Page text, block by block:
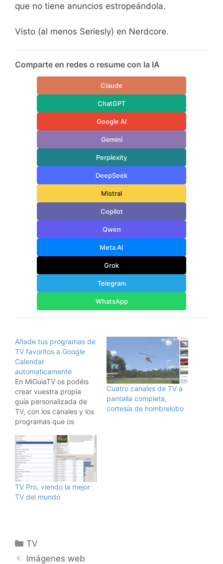
que no tiene anuncios estropeándola.
Visto (al menos Seriesly) en Nerdcore.
Comparte en redes o resume con la IA
Claude
ChatGPT
Google AI
Gemini
Perplexity
DeepSeek
Mistral
Copilot
Qwen
Meta AI
Grok
Telegram
WhatsApp
Añade tus programas de
TV favoritos a Google
Calendar
automaticamente
En MiGuiaTV os podéis
crear vuestra propia
guía personalizada de
TV, con los canales y los
programas que os
explican cómo hacer
que vuestros programas
favoritos aparezcan
automáticamente en
vuestro Google
Calendar. Yo ya tengo
puestos Bones y CSI Las
Cuatro canales de TV a
pantalla completa,
cortesía de hombrelobo
TV Pro, viendo la mejor
TV del mundo
Categorías
TV
Imágenes web